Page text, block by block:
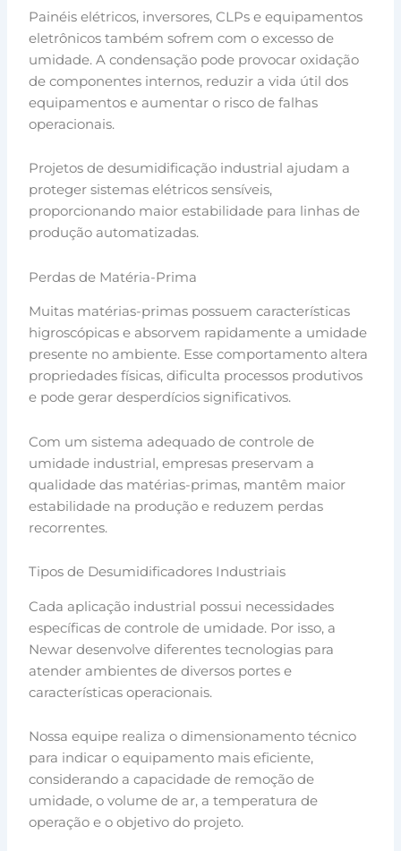
Painéis elétricos, inversores, CLPs e equipamentos
eletrônicos também sofrem com o excesso de
umidade. A condensação pode provocar oxidação
de componentes internos, reduzir a vida útil dos
equipamentos e aumentar o risco de falhas
operacionais.
Projetos de desumidificação industrial ajudam a
proteger sistemas elétricos sensíveis,
proporcionando maior estabilidade para linhas de
produção automatizadas.
Perdas de Matéria-Prima
Muitas matérias-primas possuem características
higroscópicas e absorvem rapidamente a umidade
presente no ambiente. Esse comportamento altera
propriedades físicas, dificulta processos produtivos
e pode gerar desperdícios significativos.
Com um sistema adequado de controle de
umidade industrial, empresas preservam a
qualidade das matérias-primas, mantêm maior
estabilidade na produção e reduzem perdas
recorrentes.
Tipos de Desumidificadores Industriais
Cada aplicação industrial possui necessidades
específicas de controle de umidade. Por isso, a
Newar desenvolve diferentes tecnologias para
atender ambientes de diversos portes e
características operacionais.
Nossa equipe realiza o dimensionamento técnico
para indicar o equipamento mais eficiente,
considerando a capacidade de remoção de
umidade, o volume de ar, a temperatura de
operação e o objetivo do projeto.